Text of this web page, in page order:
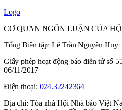
Logo
CƠ QUAN NGÔN LUẬN CỦA
Tổng Biên tập: Lê Trần Nguyên Huy
Giấy phép hoạt động báo điện tử số
06/11/2017
Điện thoại: 024.32242364
Địa chỉ: Tòa nhà Hội Nhà báo Việt